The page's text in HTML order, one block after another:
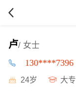
卢/ 女士
130****7396
24岁 大专